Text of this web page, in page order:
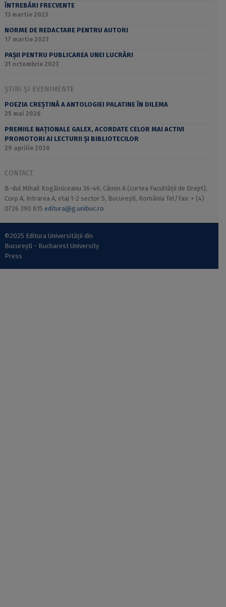
ÎNTREBĂRI FRECVENTE
13 martie 2023
NORME DE REDACTARE PENTRU AUTORI
17 martie 2023
PAȘII PENTRU PUBLICAREA UNEI LUCRĂRI
31 octombrie 2023
ȘTIRI ȘI EVENIMENTE
POEZIA CREȘTINĂ A ANTOLOGIEI PALATINE ÎN DILEMA
25 mai 2026
PREMIILE NAȚIONALE GALEX, ACORDATE CELOR MAI ACTIVI
PROMOTORI AI LECTURII ȘI BIBLIOTECILOR
29 aprilie 2026
CONTACT
B-dul Mihail Kogălniceanu 36-46, Cămin A (curtea Facultății de Drept),
Corp A, Intrarea A, etaj 1-2 sector 5, București, România Tel/Fax: + (4)
0726 390 815 editura@g.unibuc.ro
©2025 Editura Universității din
București - Bucharest University
Press